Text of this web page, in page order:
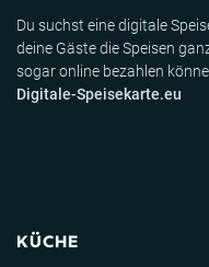
Du suchst eine digitale
deine Gäste die Speisen
sogar online bezahlen
Digitale-Speisekarte.eu
KÜCHE